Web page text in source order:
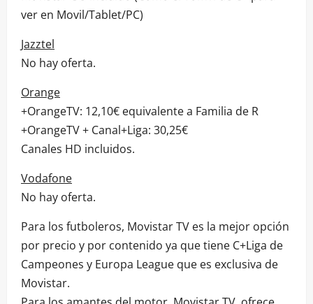
ver en Movil/Tablet/PC)
Jazztel
No hay oferta.
Orange
+OrangeTV: 12,10€ equivalente a Familia de R
+OrangeTV + Canal+Liga: 30,25€
Canales HD incluidos.
Vodafone
No hay oferta.
Para los futboleros, Movistar TV es la mejor opción
por precio y por contenido ya que tiene C+Liga de
Campeones y Europa League que es exclusiva de
Movistar.